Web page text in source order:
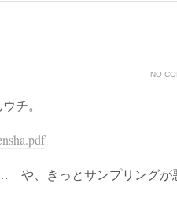
NO
チ。
や、きっとサンプリングが